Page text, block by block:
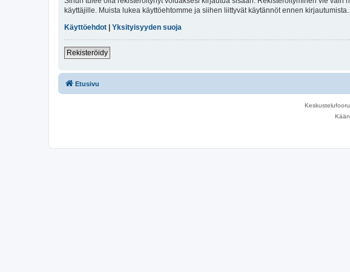
käyttäjille. Muista lukea käyttöehtomme ja siihen liittyvät käytännöt ennen
Käyttöehdot | Yksityisyyden suoja
Rekisteröidy
Etusivu